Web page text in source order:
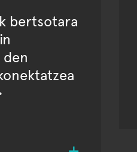
bertsotara
den